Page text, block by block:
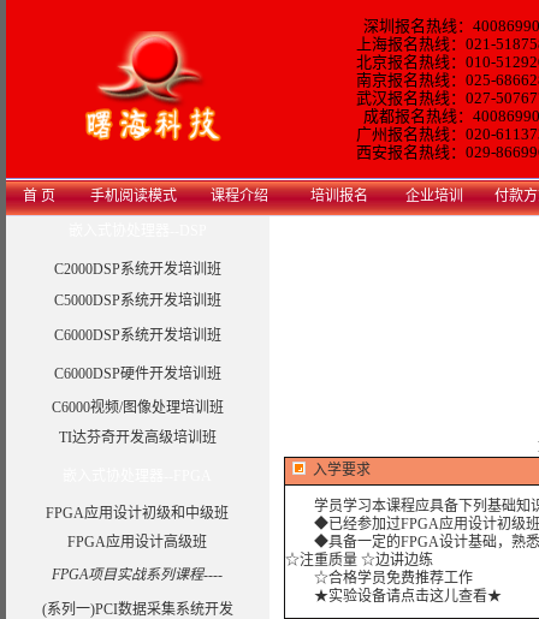
深圳报名热线：
上海报名热线：021-
北京报名热线：010-
南京报名热线：025-
武汉报名热线：027-
成都报名热线：
广州报名热线： 020-
西安报名热线： 029-
首 页 手机阅读模式 课程介绍 培训报名 企业培训 付款
C2000DSP系统开发培训班
C5000DSP系统开发培训班
C6000DSP系统开发培训班
C6000DSP硬件开发培训班
C6000视频/图像处理培训班
TI达芬奇开发高级培训班
FPGA应用设计初级和中级班
FPGA应用设计高级班
FPGA项目实战系列课程----
(系列一)PCI数据采集系统开发
入学要求
学员学习本课程应具备下列基础知
◆已经参加过FPGA应用设计初级班
◆具备一定的FPGA设计基础，熟悉
☆注重质量 ☆边讲边练
☆合格学员免费推荐工作
★实验设备请点击这儿查看★